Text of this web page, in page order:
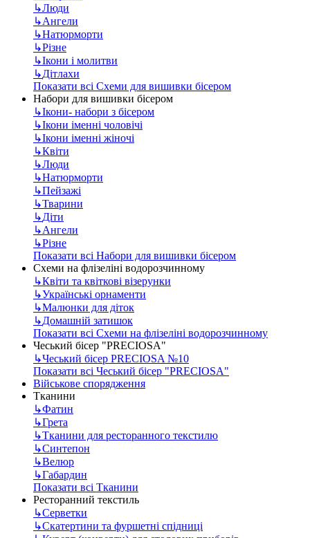
↳Люди
↳Ангели
↳Натюрморти
↳Різне
↳Ікони і молитви
↳Дітлахи
Показати всі Схеми для вишивки бісером
Набори для вишивки бісером
↳Ікони- набори з бісером
↳Ікони іменні чоловічі
↳Ікони іменні жіночі
↳Квіти
↳Люди
↳Натюрморти
↳Пейзажі
↳Тварини
↳Діти
↳Ангели
↳Різне
Показати всі Набори для вишивки бісером
Схеми на флізеліні водорозчинному
↳Квіти та квіткові візерунки
↳Українські орнаменти
↳Малюнки для діток
↳Домашній затишок
Показати всі Схеми на флізеліні водорозчинному
Чеський бісер "PRECIOSA"
↳Чеський бісер PRECIOSA №10
Показати всі Чеський бісер "PRECIOSA"
Військове спорядження
Тканини
↳Фатин
↳Грета
↳Тканини для ресторанного текстилю
↳Синтепон
↳Велюр
↳Габардин
Показати всі Тканини
Ресторанний текстиль
↳Серветки
↳Скатертини та фуршетні спідниці